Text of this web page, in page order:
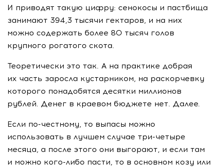
И приводят такую цифру: сенокосы и пастбища
занимают 394,3 тысячи гектаров, и на них
можно содержать более 80 тысяч голов
крупного рогатого скота.
Теоретически это так. А на практике добрая
их часть заросла кустарником, на раскорчевку
которого понадобятся десятки миллионов
рублей. Денег в краевом бюджете нет. Далее.
Если по-честному, то выпасы можно
использовать в лучшем случае три-четыре
месяца, а после этого они выгорают, и если там
и можно кого-либо пасти, то в основном козу или